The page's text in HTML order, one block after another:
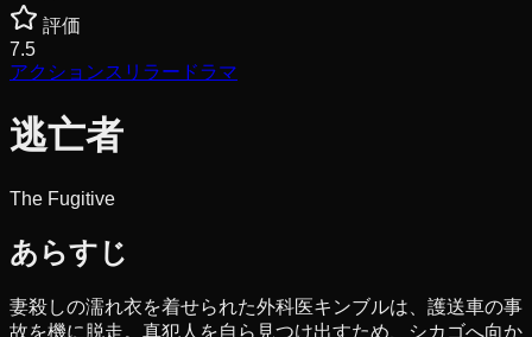
評価
7.5
アクションスリラー ドラマ
逃亡者
The Fugitive
あらすじ
妻殺しの濡れ衣を着せられた外科医キンブルは、護送車の事
故を機に脱走。真犯人を自ら見つけ出すため、シカゴへ向か